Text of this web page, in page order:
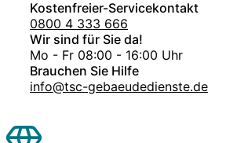
Kostenfreier-Servicekontakt
0800 4 333 666
Wir sind für Sie da!
Mo - Fr 08:00 - 16:00 Uhr
Brauchen Sie Hilfe
info@tsc-gebaeudedienste.de